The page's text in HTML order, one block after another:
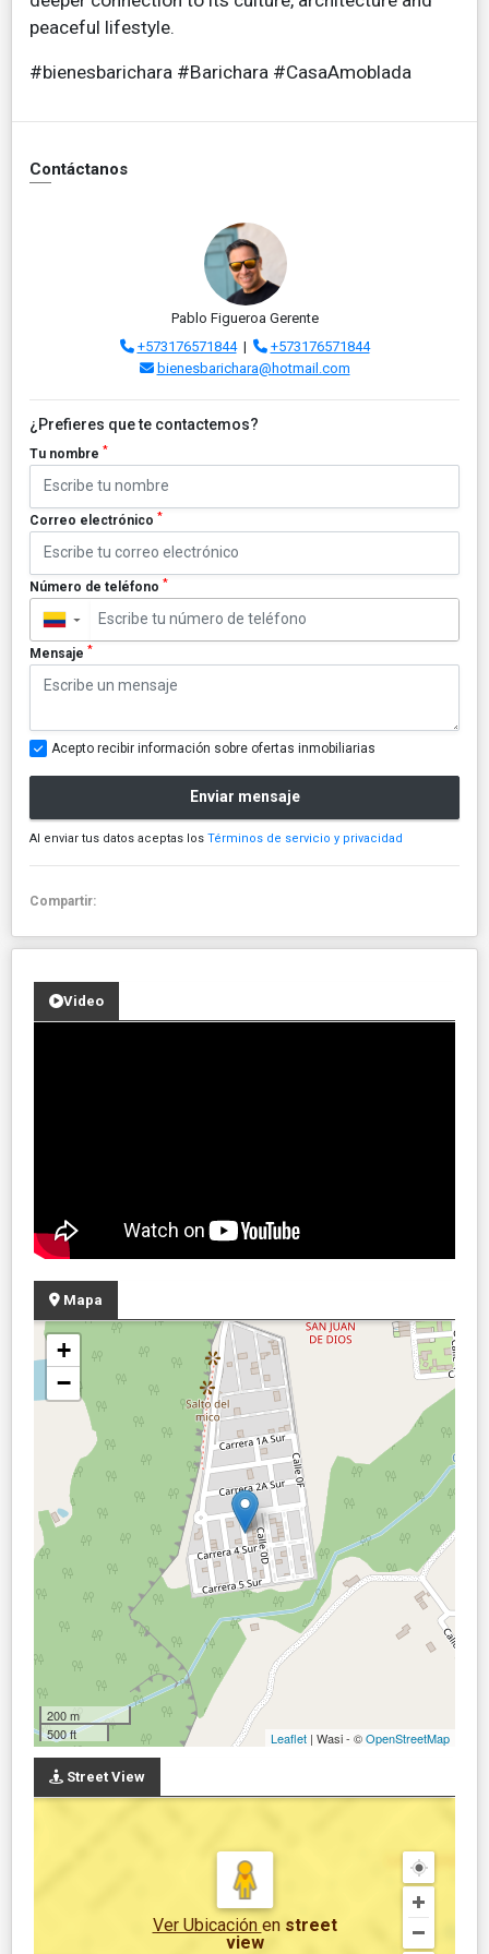
peaceful lifestyle.
#bienesbarichara #Barichara #CasaAmoblada
Contáctanos
Pablo Figueroa Gerente
+573176571844|
+573176571844
bienesbarichara@hotmail.com
¿Prefieres que te contactemos?
Tu nombre *
Correo electrónico *
Número de teléfono *
▼
Mensaje *
Acepto recibir información sobre ofertas inmobiliarias
Enviar mensaje
Al enviar tus datos aceptas los Términos de servicio y privacidad
Compartir:
Video
Mapa
+
−
200 m
500 ft
Leaflet | Wasi - ©OpenStreetMap
Street View
Ver Ubicación en street
view